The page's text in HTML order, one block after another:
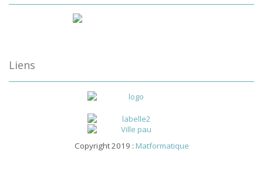
Liens
Copyright 2019 : Matformatique